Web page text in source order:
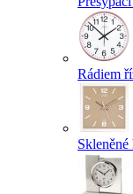
Rádiem